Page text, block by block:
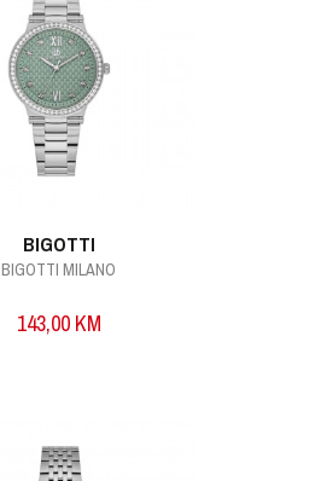
BIGOTTI
BIGOTTI MILANO
143,00 KM